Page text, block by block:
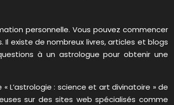
personnelle. Vous pouvez commencer
existe de nombreux livres, articles et blogs
à un astrologue pour obtenir une
L’astrologie : science et art divinatoire » de
sur des sites web spécialisés comme